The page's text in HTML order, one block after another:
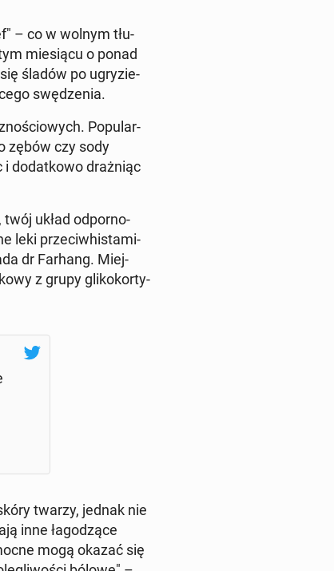
– co w wolnym tłu­
mie­sią­cu o ponad
śladów po ugry­zie­
swę­dze­nia.
Po­pu­lar­
zębów czy sody
i do­dat­ko­wo draż­niąc
twój układ od­por­no­
leki prze­ciw­hi­sta­mi­
dr Farhang. Miej­
z grupy gli­ko­kor­ty­
twarzy, jednak nie
inne ła­go­dzą­ce
mogą okazać się